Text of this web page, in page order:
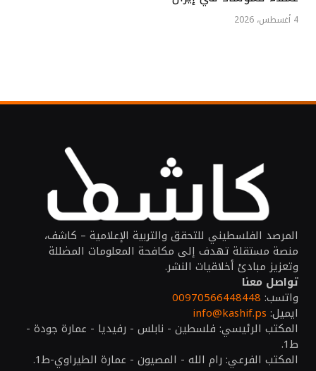
4 أغسطس، 2026
المرصد الفلسطيني للتحقق والتربية الإعلامية – كاشف،
منصة مستقلة تهدف إلى مكافحة المعلومات المضللة
وتعزيز مبادئ أخلاقيات النشر.
تواصل معنا
واتسب: 00970566448448
ايميل: info@kashif.ps
المكتب الرئيسي: فلسطين - نابلس - رفيديا - عمارة جودة -
ط1.
المكتب الفرعي: رام الله - المصيون - عمارة الطيراوي-ط1.